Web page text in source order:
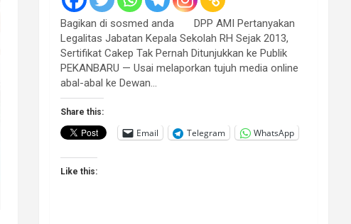
Bagikan di sosmed anda DPP AMI Pertanyakan
Legalitas Jabatan Kepala Sekolah RH Sejak 2013,
Sertifikat Cakep Tak Pernah Ditunjukkan ke Publik
PEKANBARU — Usai melaporkan tujuh media online
abal-abal ke Dewan…
Share this:
Email Telegram WhatsApp
Like this: